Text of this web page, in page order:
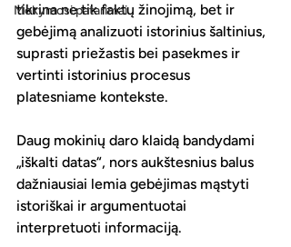
Mokymosi patarimai
tikrina ne tik faktų žinojimą, bet ir
gebėjimą analizuoti istorinius šaltinius,
suprasti priežastis bei pasekmes ir
vertinti istorinius procesus
platesniame kontekste.
Daug mokinių daro klaidą bandydami
„iškalti datas“, nors aukštesnius balus
dažniausiai lemia gebėjimas mąstyti
istoriškai ir argumentuotai
interpretuoti informaciją.